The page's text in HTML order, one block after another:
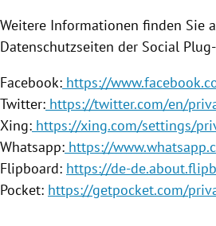
Weitere Informationen finden Sie
Datenschutzseiten der Social
Facebook: https://
Twitter: https://twitter.com/en/
Xing: https://xing.com/settings/
Whatsapp: https://
Flipboard: https://de-
Pocket: https://getpocket.com/